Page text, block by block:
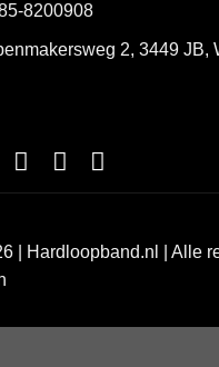
8200908
2, 3449 JB,
| Hardloopband.nl | Alle